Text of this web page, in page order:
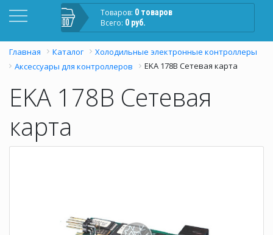
Товаров: 0 товаров
Всего: 0 руб.
Главная Каталог
Холодильные электронные контроллеры
Аксессуары для контроллеров
EKA 178B Сетевая карта
EKA 178B Сетевая
карта